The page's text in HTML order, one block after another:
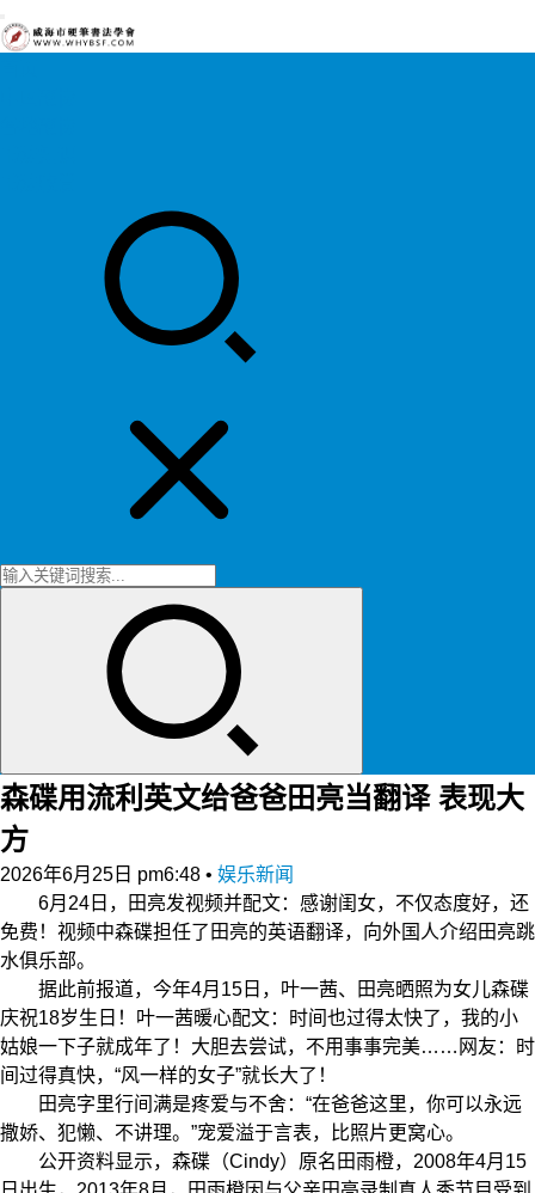
森碟用流利英文给爸爸田亮当翻译 表现大
方
2026年6月25日 pm6:48 • 娱乐新闻
6月24日，田亮发视频并配文：感谢闺女，不仅态度好，还
免费！视频中森碟担任了田亮的英语翻译，向外国人介绍田亮跳
水俱乐部。
据此前报道，今年4月15日，叶一茜、田亮晒照为女儿森碟
庆祝18岁生日！叶一茜暖心配文：时间也过得太快了，我的小
姑娘一下子就成年了！大胆去尝试，不用事事完美……网友：时
间过得真快，“风一样的女子”就长大了！
田亮字里行间满是疼爱与不舍：“在爸爸这里，你可以永远
撒娇、犯懒、不讲理。”宠爱溢于言表，比照片更窝心。
公开资料显示，森碟（Cindy）原名田雨橙，2008年4月15